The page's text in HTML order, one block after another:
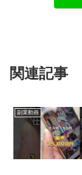
関連記事
副業動画